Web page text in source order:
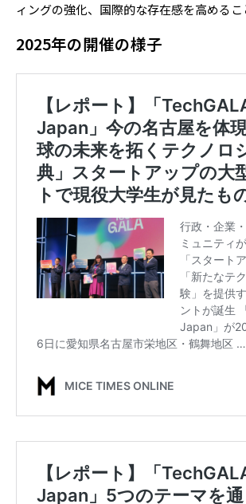
ィングの強化、国際的な存在感を高めるこ
2025年の開催の様子